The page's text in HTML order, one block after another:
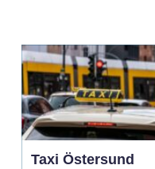
Taxi Östersund